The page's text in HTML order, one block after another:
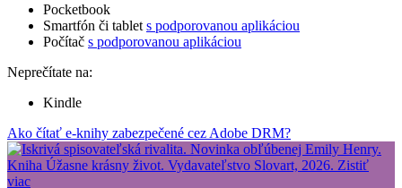
Pocketbook
Smartfón či tablet s podporovanou aplikáciou
Počítač s podporovanou aplikáciou
Neprečítate na:
Kindle
Ako čítať e-knihy zabezpečené cez Adobe DRM?